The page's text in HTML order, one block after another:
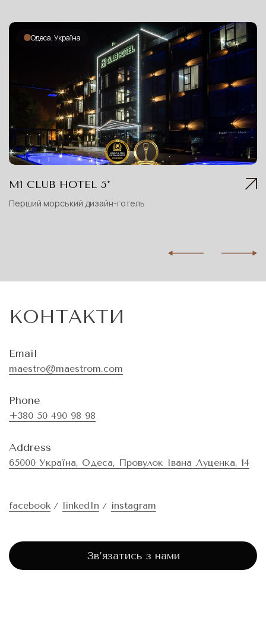
Одеса, Україна
М1 CLUB HOTEL 5*
Перший морський дизайн-готель
КОНТАКТИ
Email
maestro@maestrom.com
Phone
+380 50 490 98 98
Address
65000 Україна, Одеса, Провулок Івана Луценка, 14
facebook linkedIn instagram
Зв’язатись з нами